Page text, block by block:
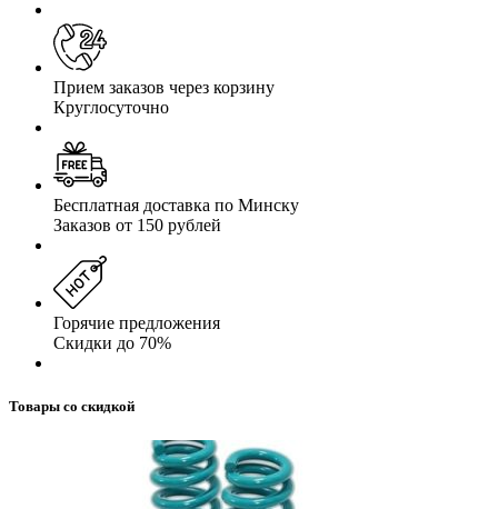
Прием заказов через корзину
Круглосуточно
Бесплатная доставка по Минску
Заказов от 150 рублей
Горячие предложения
Скидки до 70%
Товары со скидкой